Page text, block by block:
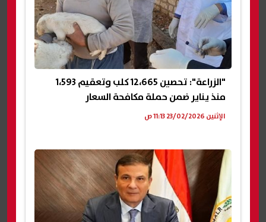
"الزراعة": تحصين 12،665 كلب وتعقيم 1،593
منذ يناير ضمن حملة مكافحة السعار
الإثنين 23/02/2026 11:13 ص